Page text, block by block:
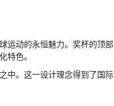
运动的永恒魅力。奖杯的顶部
特色。
中。这一设计理念得到了国际